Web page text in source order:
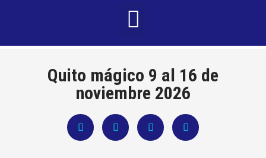
Quito mágico 9 al 16 de
noviembre 2026